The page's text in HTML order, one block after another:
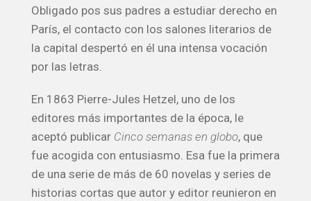
Obligado pos sus padres a estudiar derecho en
París, el contacto con los salones literarios de
la capital despertó en él una intensa vocación
por las letras.
En 1863 Pierre-Jules Hetzel, uno de los
editores más importantes de la época, le
aceptó publicar Cinco semanas en globo, que
fue acogida con entusiasmo. Esa fue la primera
de una serie de más de 60 novelas y series de
historias cortas que autor y editor reunieron en